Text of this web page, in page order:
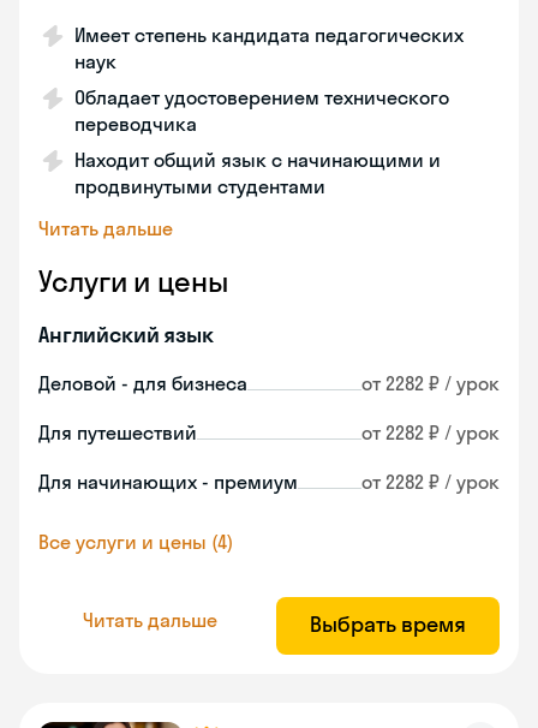
Имеет степень кандидата педагогических
наук
Обладает удостоверением технического
переводчика
Находит общий язык с начинающими и
продвинутыми студентами
Читать дальше
Услуги и цены
Английский язык
Деловой - для бизнеса от 2282 ₽ / урок
Для путешествий от 2282 ₽ / урок
Для начинающих - премиум от 2282 ₽ / урок
Все услуги и цены (4)
Читать дальше Выбрать время